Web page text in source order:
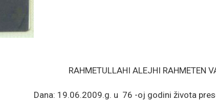
RAHMETULLAHI ALEJHI RAHMETEN
Dana: 19.06.2009.g. u 76 -oj godini života